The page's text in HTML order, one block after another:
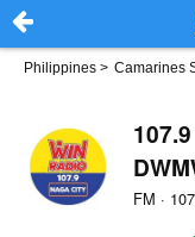
Philippines > Camarines
FM ·